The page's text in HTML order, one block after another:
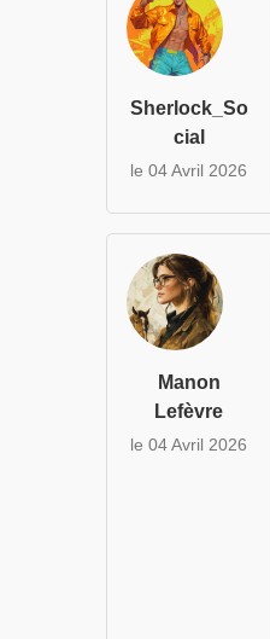
Sherlock_So
cial
le 04 Avril 2026
Manon
Lefèvre
le 04 Avril 2026